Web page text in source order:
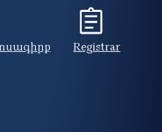
Registrar